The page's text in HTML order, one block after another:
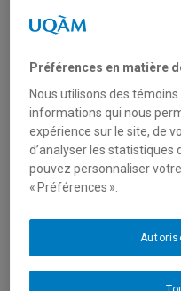
Unité:Département
Courriel:
Téléphone: (514)
: Français,
Préférences en matière
Nous utilisons des
informations qui nous
expérience sur le site, de
d’analyser les statistiques
pouvez personnaliser
« Préférences ».